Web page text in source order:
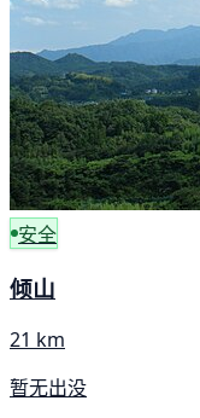
安全
倾山
21 km
暂无出没